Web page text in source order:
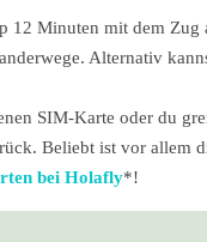
12 Minuten mit dem Zug
Alternativ
SIM-Karte oder du
Beliebt ist vor allem
bei Holafly*!